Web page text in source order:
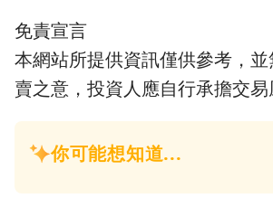
免責宣言
本網站所提供資訊僅供參考，
賣之意，投資人應自行承擔交易